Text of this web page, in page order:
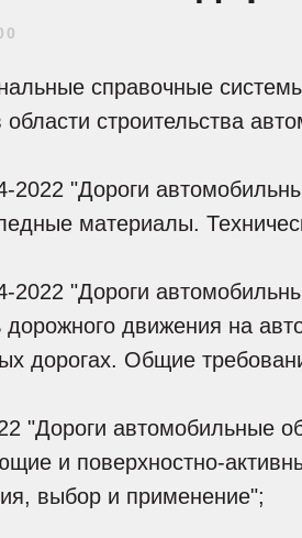
справочные
строительства
2022 "Дороги
материалы.
2022 "Дороги
дорожного движения на
дорогах. Общие
"Дороги автомобильные
и поверхностно-
выбор и применение";